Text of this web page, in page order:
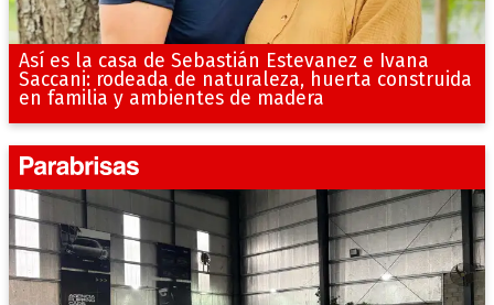
Así es la casa de Sebastián Estevanez e Ivana
Saccani: rodeada de naturaleza, huerta construida
en familia y ambientes de madera